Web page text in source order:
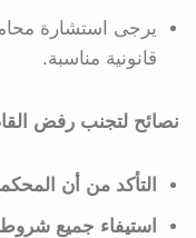
يرجى استشارة
قانونية مناسبة.
نصائح لتجنب رفض
التأكد من أن
استيفاء جميع